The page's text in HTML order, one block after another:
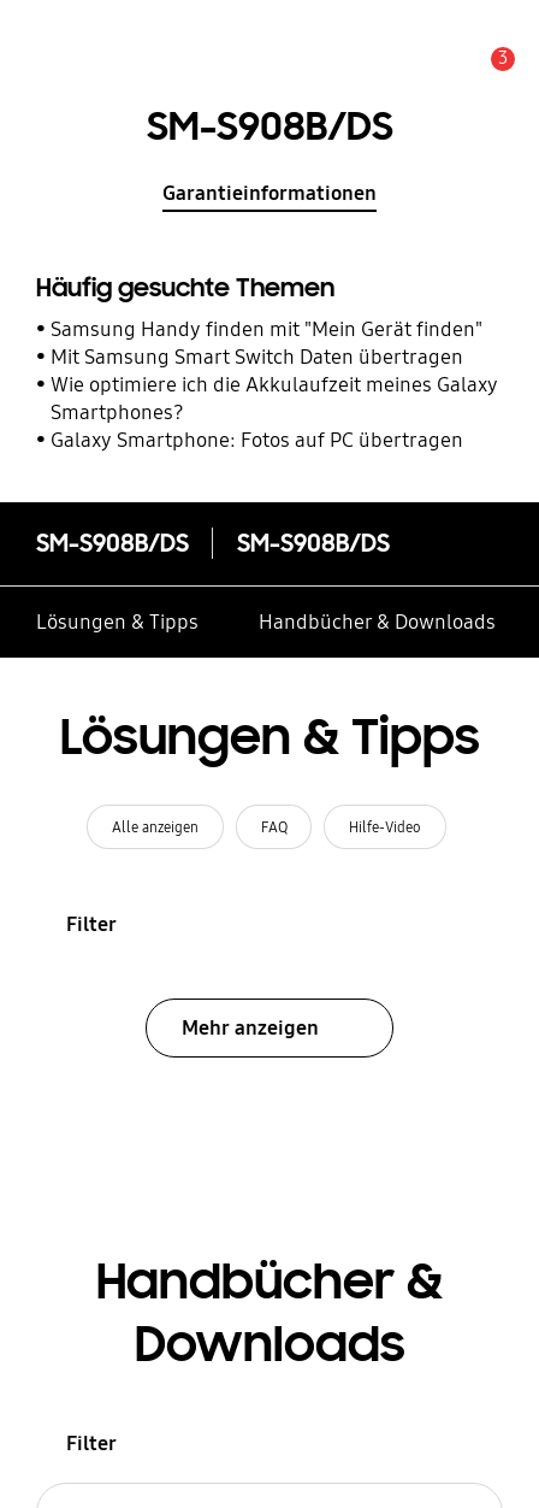
3
SM-S908B/DS
Garantieinformationen
Häufig gesuchte Themen
Samsung Handy finden mit "Mein Gerät finden"
Mit Samsung Smart Switch Daten übertragen
Wie optimiere ich die Akkulaufzeit meines Galaxy
Smartphones?
Galaxy Smartphone: Fotos auf PC übertragen
SM-S908B/DS SM-S908B/DS
Lösungen & Tipps Handbücher & Downloads
Lösungen & Tipps
Alle anzeigen FAQ Hilfe-Video
Filter
Mehr anzeigen
Handbücher &
Downloads
Filter